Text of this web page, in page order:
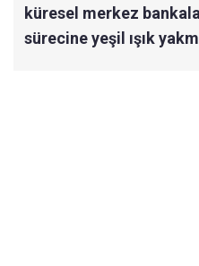
küresel merkez
sürecine yeşil ışık